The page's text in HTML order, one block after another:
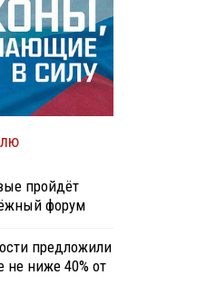
пройдёт
форум
предложили
не ниже 40% от